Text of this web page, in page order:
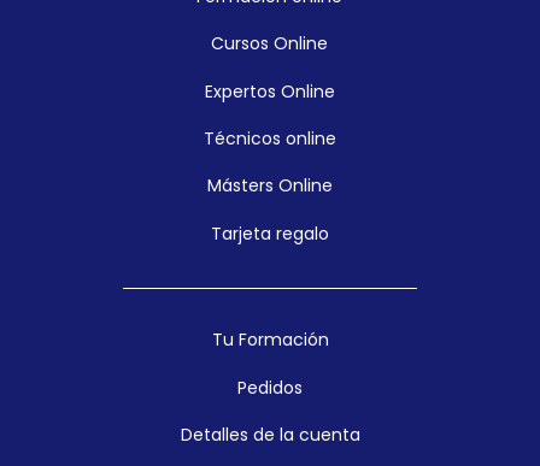
Cursos Online
Expertos Online
Técnicos online
Másters Online
Tarjeta regalo
Tu Formación
Pedidos
Detalles de la cuenta